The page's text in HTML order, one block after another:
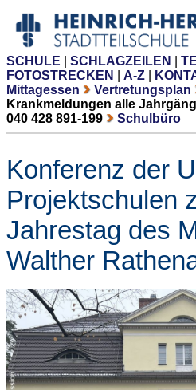
SCHULE SCHLAGZEILEN
FOTOSTRECKEN
A-Z
Mittagessen
Vertretungsplan
Krankmeldungen alle
040 428 891-199
Schulbüro
Konferenz der
Projektschulen
Jahrestag des
Walther